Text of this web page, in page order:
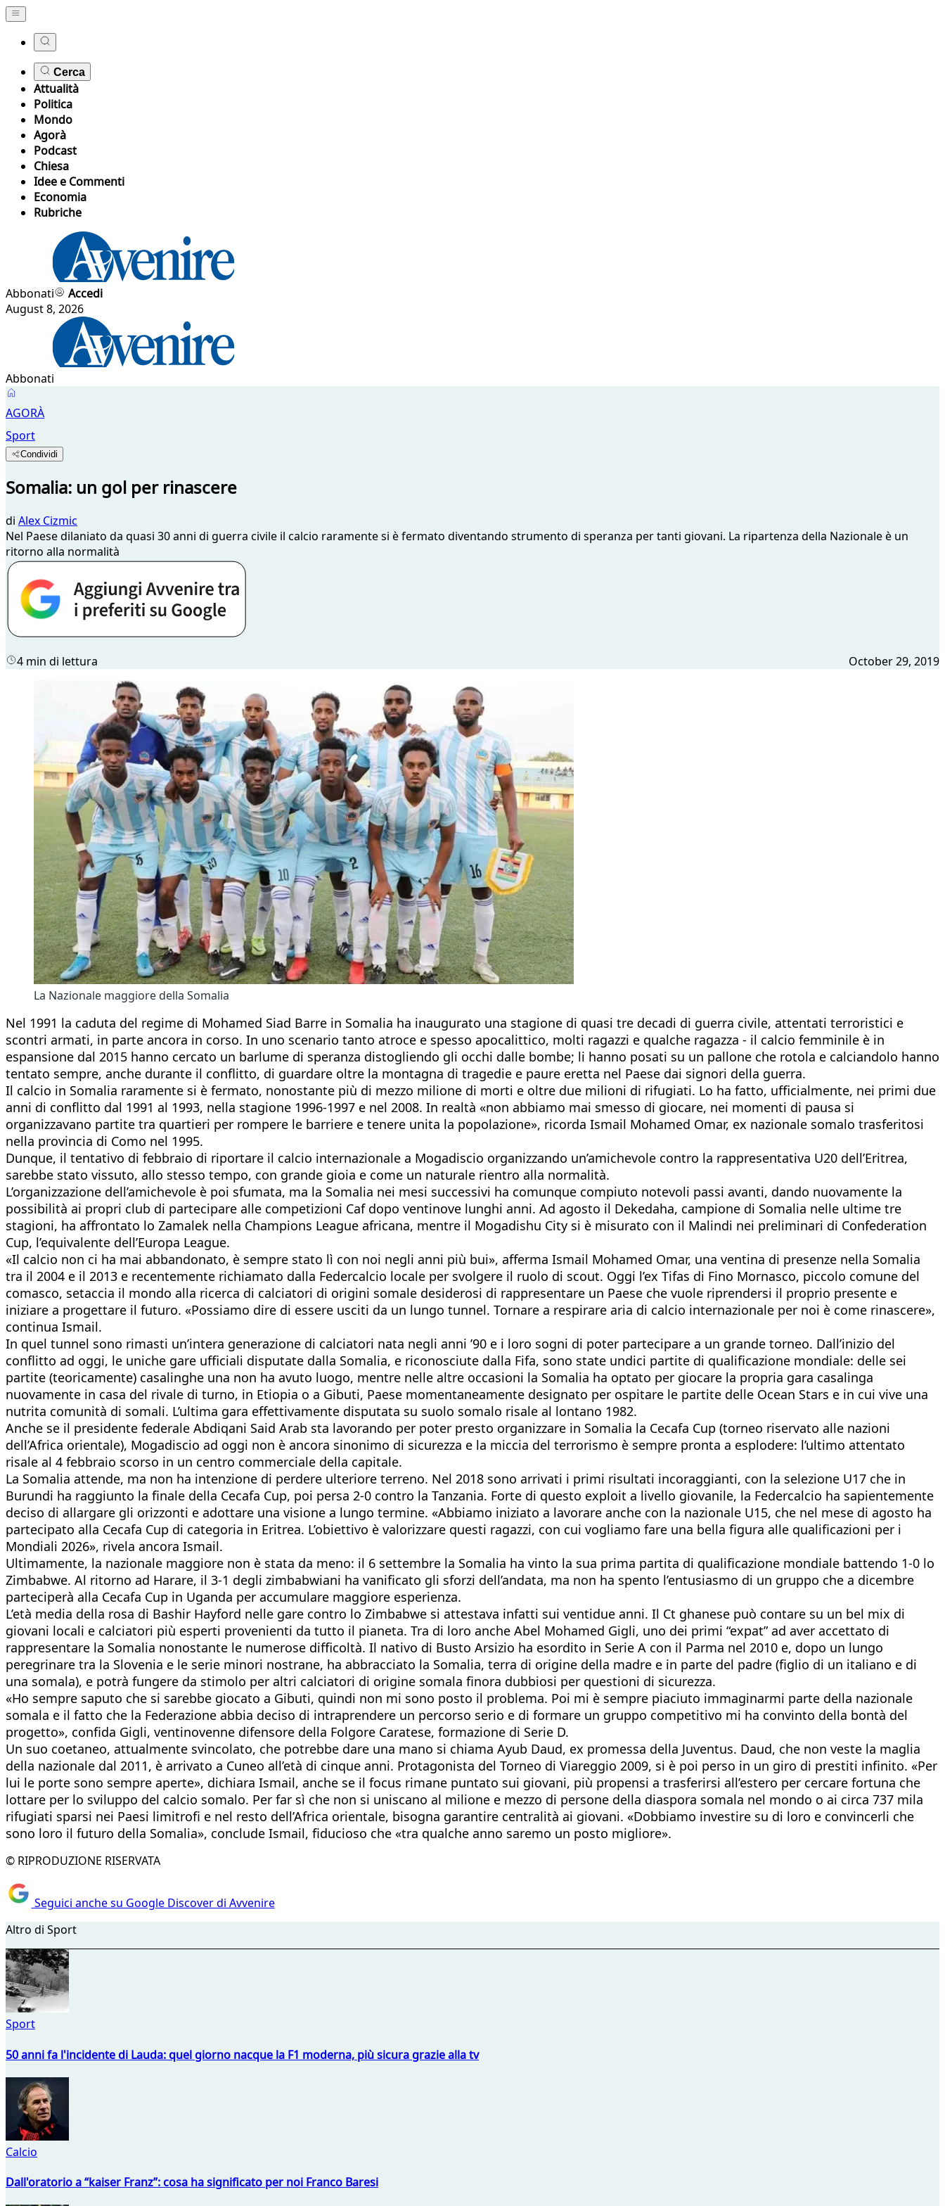
Cerca
Attualità
Politica
Mondo
Agorà
Podcast
Chiesa
Idee e Commenti
Economia
Rubriche
Abbonati
Accedi
August 8, 2026
Abbonati
AGORÀ
Sport
Condividi
Somalia: un gol per rinascere
di Alex Cizmic
Nel Paese dilaniato da quasi 30 anni di guerra civile il calcio raramente si è fermato diventando strumento di speranza per tanti giovani. La ripartenza della Nazionale è un
ritorno alla normalità
4 min di lettura October 29, 2019
La Nazionale maggiore della Somalia
Nel 1991 la caduta del regime di Mohamed Siad Barre in Somalia ha inaugurato una stagione di quasi tre decadi di guerra civile, attentati terroristici e
scontri armati, in parte ancora in corso. In uno scenario tanto atroce e spesso apocalittico, molti ragazzi e qualche ragazza - il calcio femminile è in
espansione dal 2015 hanno cercato un barlume di speranza distogliendo gli occhi dalle bombe; li hanno posati su un pallone che rotola e calciandolo hanno
tentato sempre, anche durante il conflitto, di guardare oltre la montagna di tragedie e paure eretta nel Paese dai signori della guerra.
Il calcio in Somalia raramente si è fermato, nonostante più di mezzo milione di morti e oltre due milioni di rifugiati. Lo ha fatto, ufficialmente, nei primi due
anni di conflitto dal 1991 al 1993, nella stagione 1996-1997 e nel 2008. In realtà «non abbiamo mai smesso di giocare, nei momenti di pausa si
organizzavano partite tra quartieri per rompere le barriere e tenere unita la popolazione», ricorda Ismail Mohamed Omar, ex nazionale somalo trasferitosi
nella provincia di Como nel 1995.
Dunque, il tentativo di febbraio di riportare il calcio internazionale a Mogadiscio organizzando un’amichevole contro la rappresentativa U20 dell’Eritrea,
sarebbe stato vissuto, allo stesso tempo, con grande gioia e come un naturale rientro alla normalità.
L’organizzazione dell’amichevole è poi sfumata, ma la Somalia nei mesi successivi ha comunque compiuto notevoli passi avanti, dando nuovamente la
possibilità ai propri club di partecipare alle competizioni Caf dopo ventinove lunghi anni. Ad agosto il Dekedaha, campione di Somalia nelle ultime tre
stagioni, ha affrontato lo Zamalek nella Champions League africana, mentre il Mogadishu City si è misurato con il Malindi nei preliminari di Confederation
Cup, l’equivalente dell’Europa League.
«Il calcio non ci ha mai abbandonato, è sempre stato lì con noi negli anni più bui», afferma Ismail Mohamed Omar, una ventina di presenze nella Somalia
tra il 2004 e il 2013 e recentemente richiamato dalla Federcalcio locale per svolgere il ruolo di scout. Oggi l’ex Tifas di Fino Mornasco, piccolo comune del
comasco, setaccia il mondo alla ricerca di calciatori di origini somale desiderosi di rappresentare un Paese che vuole riprendersi il proprio presente e
iniziare a progettare il futuro. «Possiamo dire di essere usciti da un lungo tunnel. Tornare a respirare aria di calcio internazionale per noi è come rinascere»,
continua Ismail.
In quel tunnel sono rimasti un’intera generazione di calciatori nata negli anni ’90 e i loro sogni di poter partecipare a un grande torneo. Dall’inizio del
conflitto ad oggi, le uniche gare ufficiali disputate dalla Somalia, e riconosciute dalla Fifa, sono state undici partite di qualificazione mondiale: delle sei
partite (teoricamente) casalinghe una non ha avuto luogo, mentre nelle altre occasioni la Somalia ha optato per giocare la propria gara casalinga
nuovamente in casa del rivale di turno, in Etiopia o a Gibuti, Paese momentaneamente designato per ospitare le partite delle Ocean Stars e in cui vive una
nutrita comunità di somali. L’ultima gara effettivamente disputata su suolo somalo risale al lontano 1982.
Anche se il presidente federale Abdiqani Said Arab sta lavorando per poter presto organizzare in Somalia la Cecafa Cup (torneo riservato alle nazioni
dell’Africa orientale), Mogadiscio ad oggi non è ancora sinonimo di sicurezza e la miccia del terrorismo è sempre pronta a esplodere: l’ultimo attentato
risale al 4 febbraio scorso in un centro commerciale della capitale.
La Somalia attende, ma non ha intenzione di perdere ulteriore terreno. Nel 2018 sono arrivati i primi risultati incoraggianti, con la selezione U17 che in
Burundi ha raggiunto la finale della Cecafa Cup, poi persa 2-0 contro la Tanzania. Forte di questo exploit a livello giovanile, la Federcalcio ha sapientemente
deciso di allargare gli orizzonti e adottare una visione a lungo termine. «Abbiamo iniziato a lavorare anche con la nazionale U15, che nel mese di agosto ha
partecipato alla Cecafa Cup di categoria in Eritrea. L’obiettivo è valorizzare questi ragazzi, con cui vogliamo fare una bella figura alle qualificazioni per i
Mondiali 2026», rivela ancora Ismail.
Ultimamente, la nazionale maggiore non è stata da meno: il 6 settembre la Somalia ha vinto la sua prima partita di qualificazione mondiale battendo 1-0 lo
Zimbabwe. Al ritorno ad Harare, il 3-1 degli zimbabwiani ha vanificato gli sforzi dell’andata, ma non ha spento l’entusiasmo di un gruppo che a dicembre
parteciperà alla Cecafa Cup in Uganda per accumulare maggiore esperienza.
L’età media della rosa di Bashir Hayford nelle gare contro lo Zimbabwe si attestava infatti sui ventidue anni. Il Ct ghanese può contare su un bel mix di
giovani locali e calciatori più esperti provenienti da tutto il pianeta. Tra di loro anche Abel Mohamed Gigli, uno dei primi “expat” ad aver accettato di
rappresentare la Somalia nonostante le numerose difficoltà. Il nativo di Busto Arsizio ha esordito in Serie A con il Parma nel 2010 e, dopo un lungo
peregrinare tra la Slovenia e le serie minori nostrane, ha abbracciato la Somalia, terra di origine della madre e in parte del padre (figlio di un italiano e di
una somala), e potrà fungere da stimolo per altri calciatori di origine somala finora dubbiosi per questioni di sicurezza.
«Ho sempre saputo che si sarebbe giocato a Gibuti, quindi non mi sono posto il problema. Poi mi è sempre piaciuto immaginarmi parte della nazionale
somala e il fatto che la Federazione abbia deciso di intraprendere un percorso serio e di formare un gruppo competitivo mi ha convinto della bontà del
progetto», confida Gigli, ventinovenne difensore della Folgore Caratese, formazione di Serie D.
Un suo coetaneo, attualmente svincolato, che potrebbe dare una mano si chiama Ayub Daud, ex promessa della Juventus. Daud, che non veste la maglia
della nazionale dal 2011, è arrivato a Cuneo all’età di cinque anni. Protagonista del Torneo di Viareggio 2009, si è poi perso in un giro di prestiti infinito. «Per
lui le porte sono sempre aperte», dichiara Ismail, anche se il focus rimane puntato sui giovani, più propensi a trasferirsi all’estero per cercare fortuna che
lottare per lo sviluppo del calcio somalo. Per far sì che non si uniscano al milione e mezzo di persone della diaspora somala nel mondo o ai circa 737 mila
rifugiati sparsi nei Paesi limitrofi e nel resto dell’Africa orientale, bisogna garantire centralità ai giovani. «Dobbiamo investire su di loro e convincerli che
sono loro il futuro della Somalia», conclude Ismail, fiducioso che «tra qualche anno saremo un posto migliore».
© RIPRODUZIONE RISERVATA
Seguici anche su Google Discover di Avvenire
Altro di Sport
Sport
50 anni fa l'incidente di Lauda: quel giorno nacque la F1 moderna, più sicura grazie alla tv
Calcio
Dall'oratorio a “kaiser Franz”: cosa ha significato per noi Franco Baresi